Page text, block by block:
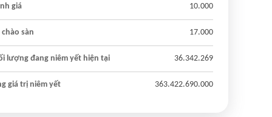
giá 10.000
chào sàn 17.000
lượng đang niêm yết hiện tại 36.342.269
giá trị niêm yết 363.422.690.000